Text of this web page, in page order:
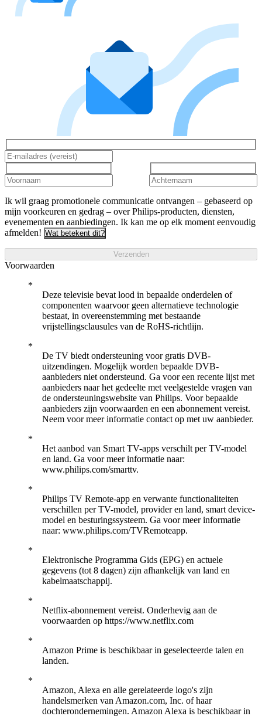
Ik wil graag promotionele communicatie ontvangen – gebaseerd op
mijn voorkeuren en gedrag – over Philips-producten, diensten,
evenementen en aanbiedingen. Ik kan me op elk moment eenvoudig
afmelden! Wat betekent dit?
Verzenden
Voorwaarden
Deze televisie bevat lood in bepaalde onderdelen of
componenten waarvoor geen alternatieve technologie
bestaat, in overeenstemming met bestaande
vrijstellingsclausules van de RoHS-richtlijn.
De TV biedt ondersteuning voor gratis DVB-
uitzendingen. Mogelijk worden bepaalde DVB-
aanbieders niet ondersteund. Ga voor een recente lijst met
aanbieders naar het gedeelte met veelgestelde vragen van
de ondersteuningswebsite van Philips. Voor bepaalde
aanbieders zijn voorwaarden en een abonnement vereist.
Neem voor meer informatie contact op met uw aanbieder.
Het aanbod van Smart TV-apps verschilt per TV-model
en land. Ga voor meer informatie naar:
www.philips.com/smarttv.
Philips TV Remote-app en verwante functionaliteiten
verschillen per TV-model, provider en land, smart device-
model en besturingssysteem. Ga voor meer informatie
naar: www.philips.com/TVRemoteapp.
Elektronische Programma Gids (EPG) en actuele
gegevens (tot 8 dagen) zijn afhankelijk van land en
kabelmaatschappij.
Netflix-abonnement vereist. Onderhevig aan de
voorwaarden op https://www.netflix.com
Amazon Prime is beschikbaar in geselecteerde talen en
landen.
Amazon, Alexa en alle gerelateerde logo's zijn
handelsmerken van Amazon.com, Inc. of haar
dochterondernemingen. Amazon Alexa is beschikbaar in